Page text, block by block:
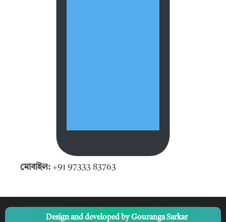
মোবাইল: +91 97333 83763
Design and developed byGouranga Sarkar